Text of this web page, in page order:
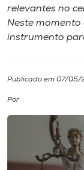
CPA
relevantes no
Neste
instrumento
Publicado em 07/05/
Por